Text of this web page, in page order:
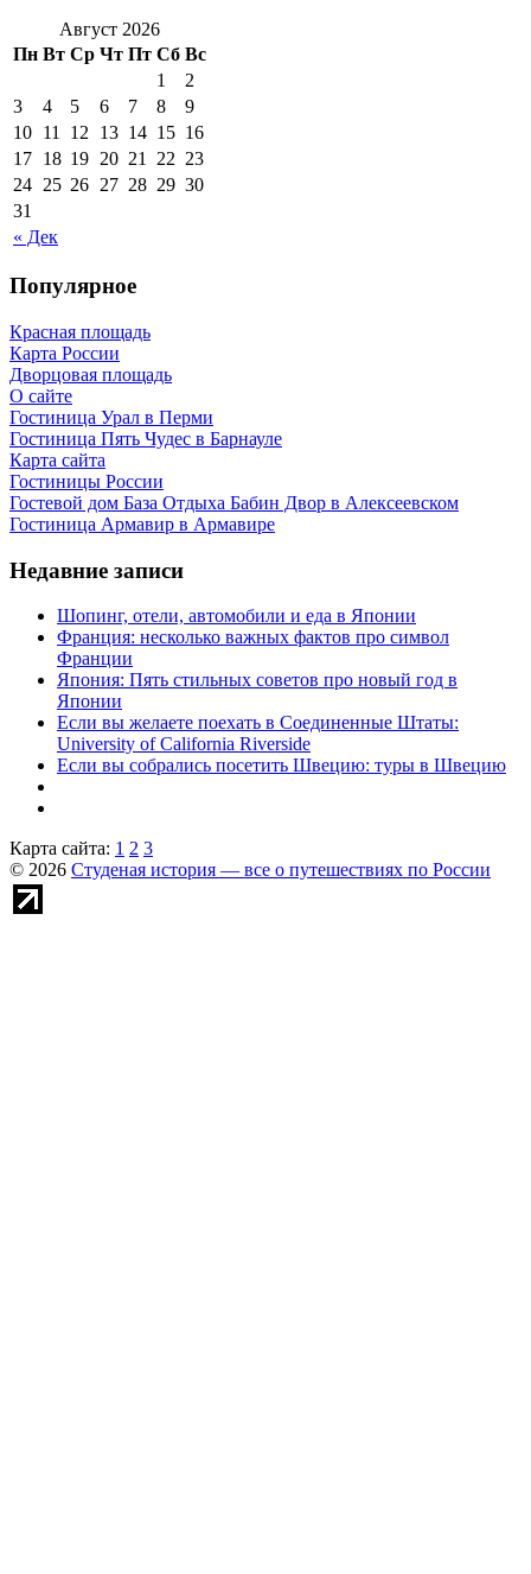
Август 2026
Пн Вт Ср Чт Пт Сб Вс
« Дек
1
2
3
4 5 6 7 8
9
10 11 12 13 14 15 16
17 18 19 20 21 22 23
24 25 26 27 28 29 30
31
Популярное
Красная площадь
Карта России
Дворцовая площадь
О сайте
Гостиница Урал в Перми
Гостиница Пять Чудес в Барнауле
Карта сайта
Гостиницы России
Гостевой дом База Отдыха Бабин Двор в Алексеевском
Гостиница Армавир в Армавире
Недавние записи
Шопинг, отели, автомобили и еда в Японии
Франция: несколько важных фактов про символ
Франции
Япония: Пять стильных советов про новый год в
Японии
Если вы желаете поехать в Соединенные Штаты:
University of California Riverside
Если вы собрались посетить Швецию: туры в Швецию
Карта сайта: 1 2 3
© 2026 Студеная история — все о путешествиях по России